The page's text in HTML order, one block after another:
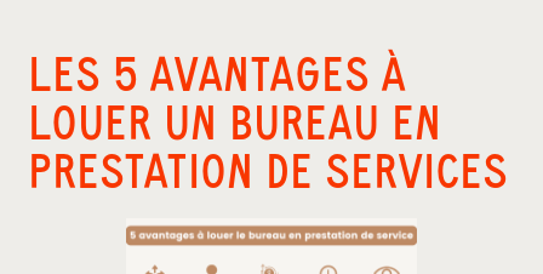
LES 5 AVANTAGES À
LOUER UN BUREAU EN
PRESTATION DE SERVICES